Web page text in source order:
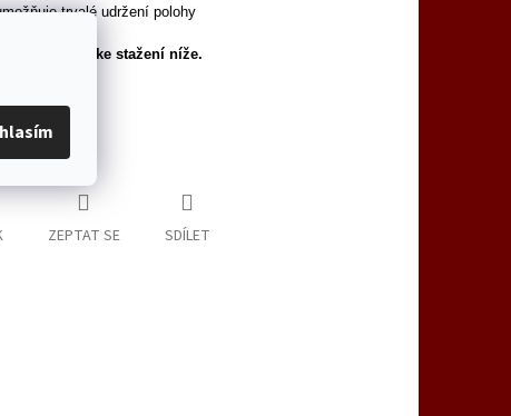
trvalé udržení polohy
informace ke stažení níže.
informace
ZEPTAT SE SDÍLET